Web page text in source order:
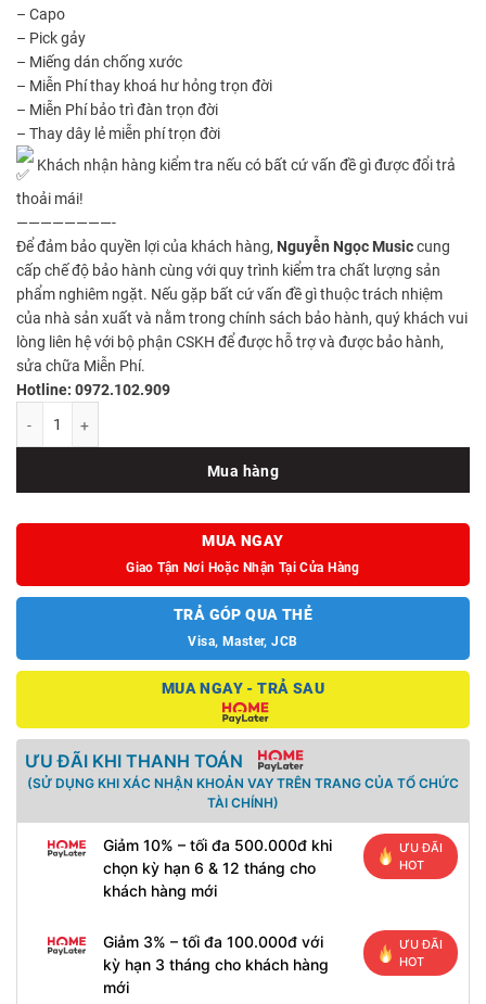
– Capo
– Pick gảy
– Miếng dán chống xước
– Miễn Phí thay khoá hư hỏng trọn đời
– Miễn Phí bảo trì đàn trọn đời
– Thay dây lẻ miễn phí trọn đời
Khách nhận hàng kiểm tra nếu có bất cứ vấn đề gì được đổi trả
thoải mái!
————————-
Để đảm bảo quyền lợi của khách hàng, Nguyễn Ngọc Musiccung
cấp chế độ bảo hành cùng với quy trình kiểm tra chất lượng sản
phẩm nghiêm ngặt. Nếu gặp bất cứ vấn đề gì thuộc trách nhiệm
của nhà sản xuất và nằm trong chính sách bảo hành, quý khách vui
lòng liên hệ với bộ phận CSKH để được hỗ trợ và được bảo hành,
sửa chữa Miễn Phí.
Hotline: 0972.102.909
Mua hàng
MUA NGAY
Giao Tận Nơi Hoặc Nhận Tại Cửa Hàng
TRẢ GÓP QUA THẺ
Visa, Master, JCB
MUA NGAY - TRẢ SAU
ƯU ĐÃI KHI THANH TOÁN
(SỬ DỤNG KHI XÁC NHẬN KHOẢN VAY TRÊN TRANG CỦA TỔ CHỨC
TÀI CHÍNH)
Giảm 10% – tối đa 500.000đ khi
chọn kỳ hạn 6 & 12 tháng cho
khách hàng mới
ƯU ĐÃI
HOT
Giảm 3% – tối đa 100.000đ với
kỳ hạn 3 tháng cho khách hàng
mới
ƯU ĐÃI
HOT